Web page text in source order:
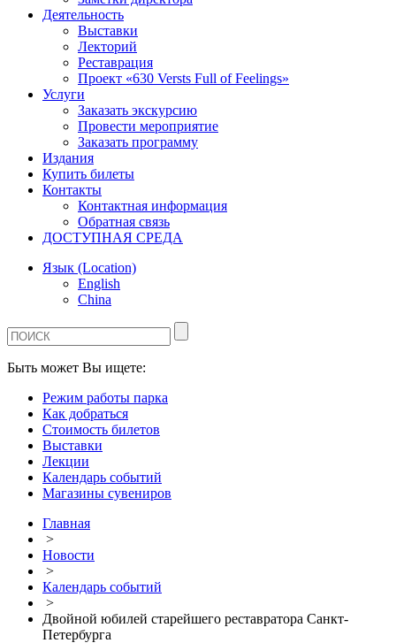
Деятельность
Выставки
Лекторий
Реставрация
Проект «630 Versts Full of Feelings»
Услуги
Заказать экскурсию
Провести мероприятие
Заказать программу
Издания
Купить билеты
Контакты
Контактная информация
Обратная связь
ДОСТУПНАЯ СРЕДА
Язык (Location)
English
China
Быть может Вы ищете:
Режим работы парка
Как добраться
Стоимость билетов
Выставки
Лекции
Календарь событий
Магазины сувениров
Главная
>
Новости
>
Календарь событий
>
Двойной юбилей старейшего реставратора Санкт-
Петербурга